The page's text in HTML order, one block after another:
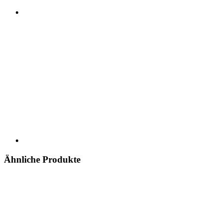
Ähnliche Produkte